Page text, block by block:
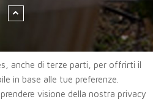
anche di terze parti, per offrirti il
in base alle tue preferenze.
visione della nostra privacy